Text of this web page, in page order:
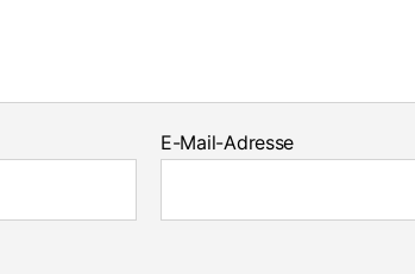
E-Mail-Adresse